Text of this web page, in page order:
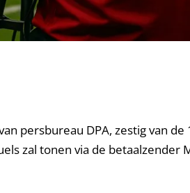
persbureau DPA, zestig van
zal tonen via de betaalzender